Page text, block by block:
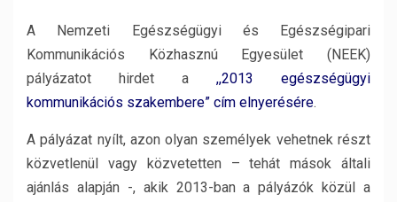
A Nemzeti Egészségügyi és Egészségipari
Kommunikációs Közhasznú Egyesület (NEEK)
pályázatot hirdet a ,,2013 egészségügyi
kommunikációs szakembere” cím elnyerésére.
A pályázat nyílt, azon olyan személyek vehetnek részt
közvetlenül vagy közvetetten – tehát mások általi
ajánlás alapján -, akik 2013-ban a pályázók közül a